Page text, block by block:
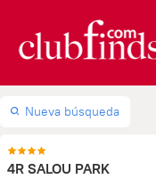
Nueva búsqueda
4R SALOU PARK